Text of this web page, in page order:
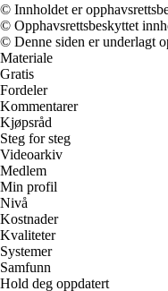
© Innholdet er
© Opphavsrettsbeskyttet
© Denne siden er underlagt
Materiale
Gratis
Fordeler
Kommentarer
Kjøpsråd
Steg for steg
Videoarkiv
Medlem
Min profil
Nivå
Kostnader
Kvaliteter
Systemer
Samfunn
Hold deg oppdatert